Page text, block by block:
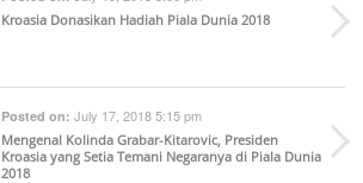
Kroasia Donasikan Hadiah Piala Dunia 2018
Posted on: July 17, 2018 5:15 pm
Mengenal Kolinda Grabar-Kitarovic, Presiden
Kroasia yang Setia Temani Negaranya di Piala Dunia
2018